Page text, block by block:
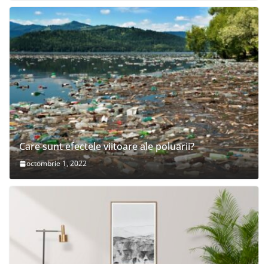
Care sunt efectele viitoare ale poluarii?
octombrie 1, 2022